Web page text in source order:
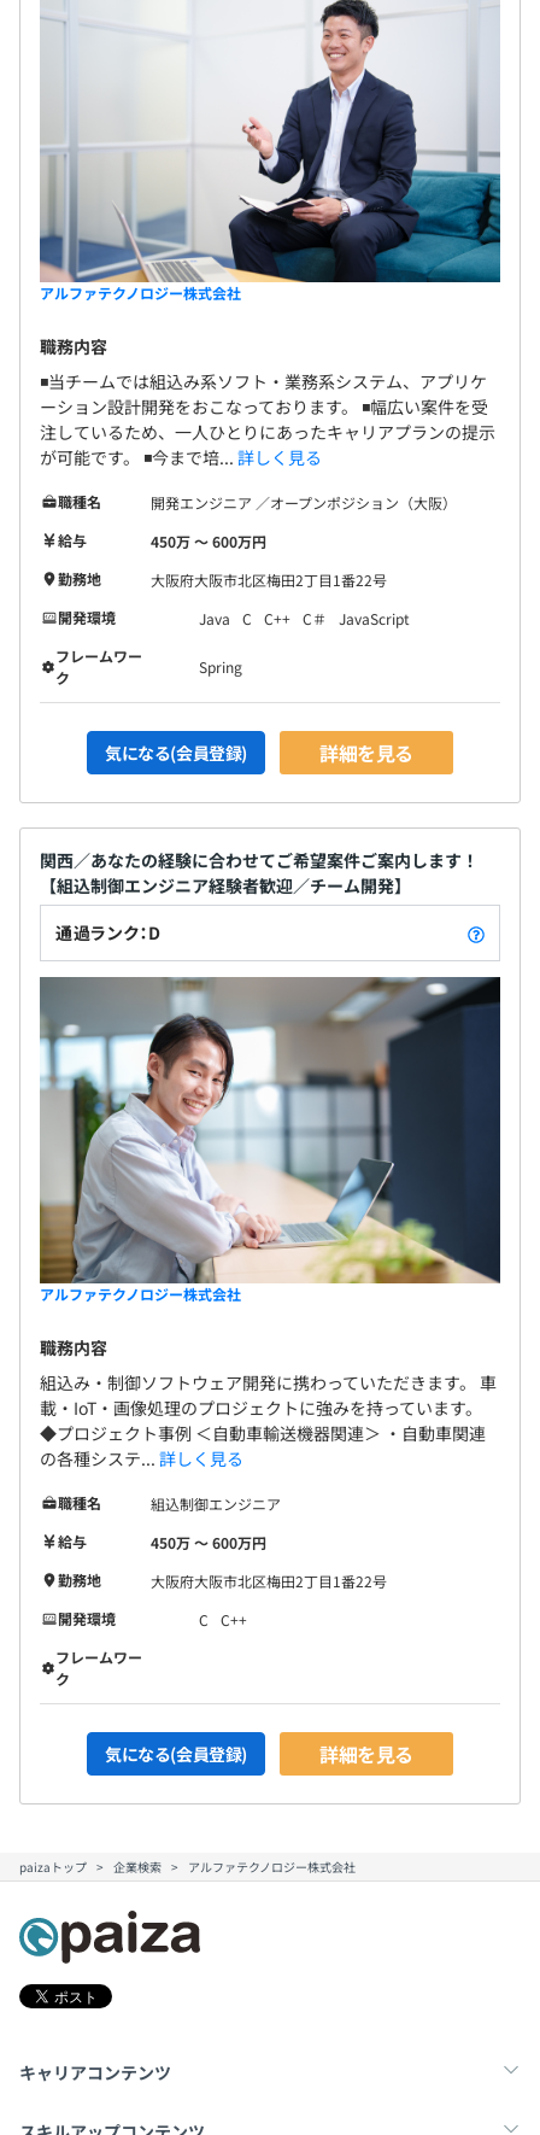
アルファテクノロジー株式会社
職務内容
◾️当チームでは組込み系ソフト・業務系システム、アプリケ
ーション設計開発をおこなっております。 ◾️幅広い案件を受
注しているため、一人ひとりにあったキャリアプランの提示
が可能です。 ◾️今まで培... 詳しく見る
職種名
開発エンジニア ／オープンポジション（大阪）
給与
450万 〜 600万円
勤務地
大阪府大阪市北区梅田2丁目1番22号
開発環境
Java C C++ C＃
JavaScript
フレームワー
ク
Spring
気になる(会員登録) 詳細を見る
関西／あなたの経験に合わせてご希望案件ご案内します！
【組込制御エンジニア経験者歓迎／チーム開発】
通過ランク：D
アルファテクノロジー株式会社
職務内容
組込み・制御ソフトウェア開発に携わっていただきます。 車
載・IoT・画像処理のプロジェクトに強みを持っています。
◆プロジェクト事例 ＜自動車輸送機器関連＞ ・自動車関連
の各種システ... 詳しく見る
職種名
組込制御エンジニア
給与
450万 〜 600万円
勤務地
大阪府大阪市北区梅田2丁目1番22号
開発環境
C
C++
フレームワー
ク
気になる(会員登録) 詳細を見る
paizaトップ 企業検索 アルファテクノロジー株式会社
キャリアコンテンツ
転職・キャリア